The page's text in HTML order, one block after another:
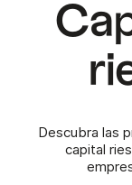
Descubra las
capital